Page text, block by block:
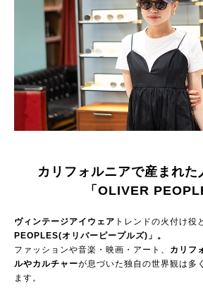
カリフォルニアで産まれた
「OLIVER
ヴィンテージアイウェア トレンドの火付け役
PEOPLES(オリバーピープルズ)」。
ファッションや音楽・映画・アート、 カリフ
ルやカルチャーが息づいた独自の世界観は多
ます。